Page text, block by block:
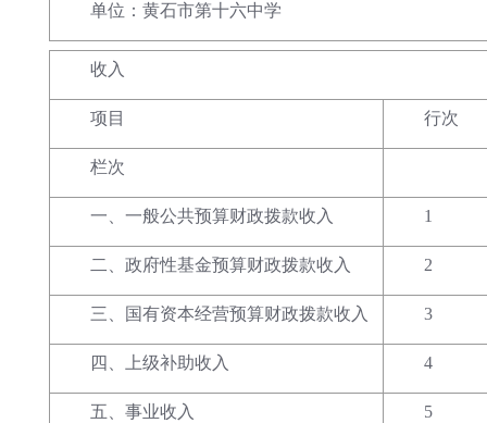
单位：黄石市第十六中学
收入
项目 行次
栏次
一、一般公共预算财政拨款收入 1
二、政府性基金预算财政拨款收入 2
三、国有资本经营预算财政拨款收入 3
四、上级补助收入 4
五、事业收入 5